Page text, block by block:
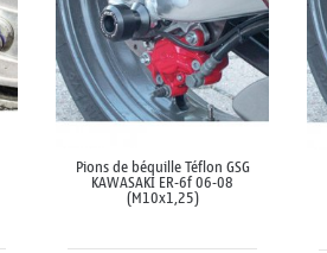
Pions de béquille Téflon GSG
KAWASAKI ER-6f 06-08
(M10x1,25)